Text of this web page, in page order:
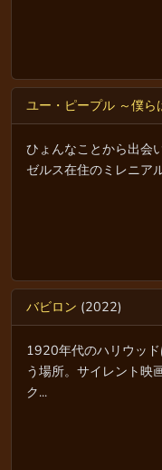
ユー・ピープル ～僕ら
ひょんなことから出会
ゼルス在住のミレニア
バビロン (2022)
1920年代のハリウッ
う場所。サイレント映
ク...